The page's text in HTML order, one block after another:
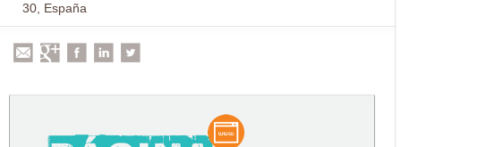
30, España